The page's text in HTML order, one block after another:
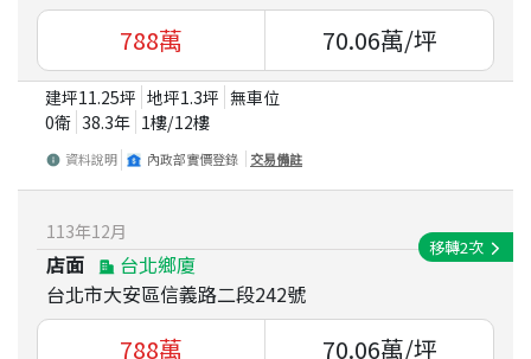
788萬 70.06萬/坪
建坪11.25坪 地坪1.3坪 無車位
0衛 38.3年 1樓/12樓
資料說明 內政部實價登錄 交易備註
113年12月
店面
台北鄉廈
台北市大安區信義路二段242號
移轉2次
788萬 70.06萬/坪